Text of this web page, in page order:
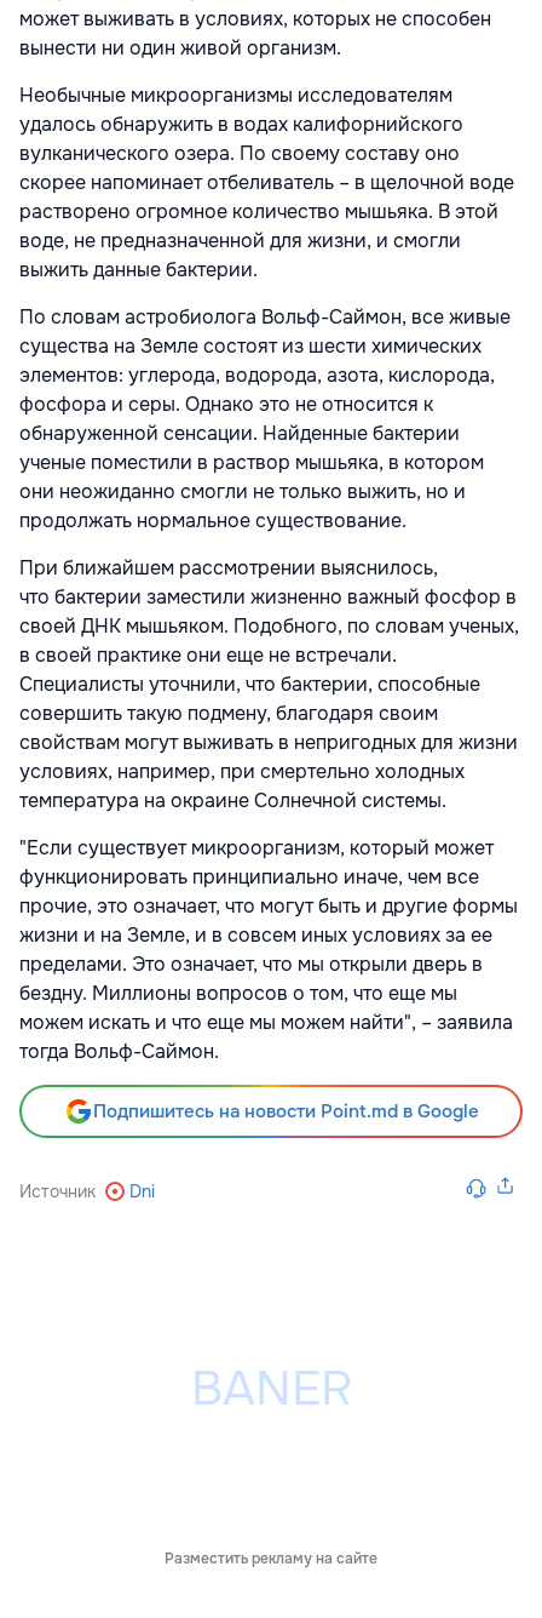
может выживать в условиях, которых не способен
вынести ни один живой организм.
Необычные микроорганизмы исследователям
удалось обнаружить в водах калифорнийского
вулканического озера. По своему составу оно
скорее напоминает отбеливатель – в щелочной воде
растворено огромное количество мышьяка. В этой
воде, не предназначенной для жизни, и смогли
выжить данные бактерии.
По словам астробиолога Вольф-Саймон, все живые
существа на Земле состоят из шести химических
элементов: углерода, водорода, азота, кислорода,
фосфора и серы. Однако это не относится к
обнаруженной сенсации. Найденные бактерии
ученые поместили в раствор мышьяка, в котором
они неожиданно смогли не только выжить, но и
продолжать нормальное существование.
При ближайшем рассмотрении выяснилось,
что бактерии заместили жизненно важный фосфор в
своей ДНК мышьяком. Подобного, по словам ученых,
в своей практике они еще не встречали.
Специалисты уточнили, что бактерии, способные
совершить такую подмену, благодаря своим
свойствам могут выживать в непригодных для жизни
условиях, например, при смертельно холодных
температура на окраине Солнечной системы.
"Если существует микроорганизм, который может
функционировать принципиально иначе, чем все
прочие, это означает, что могут быть и другие формы
жизни и на Земле, и в совсем иных условиях за ее
пределами. Это означает, что мы открыли дверь в
бездну. Миллионы вопросов о том, что еще мы
можем искать и что еще мы можем найти", – заявила
тогда Вольф-Саймон.
Подпишитесь на новости Point.md в Google
Источник Dni
Разместить рекламу на сайте